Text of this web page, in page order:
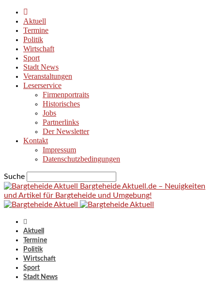
Aktuell
Termine
Politik
Wirtschaft
Sport
Stadt News
Veranstaltungen
Leserservice
Firmenportraits
Historisches
Jobs
Partnerlinks
Der Newsletter
Kontakt
Impressum
Datenschutzbedingungen
Suche
Bargteheide Aktuell.de – Neuigkeiten
und Artikel für Bargteheide und Umgebung!
Aktuell
Termine
Politik
Wirtschaft
Sport
Stadt News